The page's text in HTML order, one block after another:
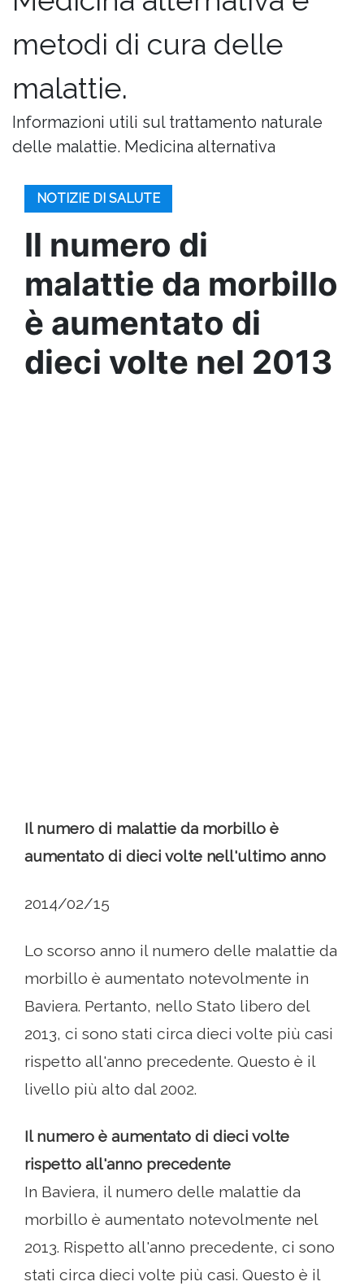
metodi di cura delle
malattie.
Informazioni utili sul trattamento naturale
delle malattie. Medicina alternativa
NOTIZIE DI SALUTE
Il numero di
malattie da morbillo
è aumentato di
dieci volte nel 2013
Il numero di malattie da morbillo è
aumentato di dieci volte nell'ultimo anno
2014/02/15
Lo scorso anno il numero delle malattie da
morbillo è aumentato notevolmente in
Baviera. Pertanto, nello Stato libero del
2013, ci sono stati circa dieci volte più casi
rispetto all'anno precedente. Questo è il
livello più alto dal 2002.
Il numero è aumentato di dieci volte
rispetto all'anno precedente
In Baviera, il numero delle malattie da
morbillo è aumentato notevolmente nel
2013. Rispetto all'anno precedente, ci sono
stati circa dieci volte più casi. Questo è il